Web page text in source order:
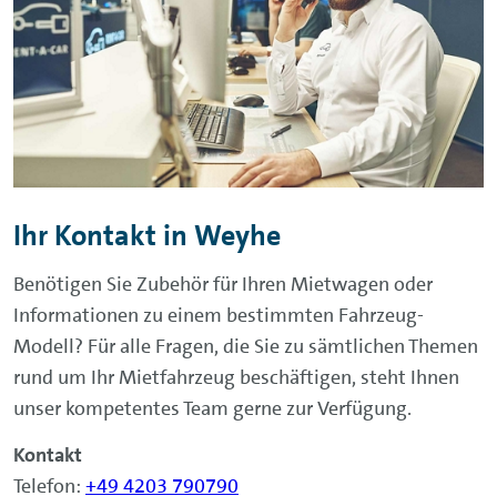
Ihr Kontakt in Weyhe
Benötigen Sie Zubehör für Ihren Mietwagen oder
Informationen zu einem bestimmten Fahrzeug-
Modell? Für alle Fragen, die Sie zu sämtlichen Themen
rund um Ihr Mietfahrzeug beschäftigen, steht Ihnen
unser kompetentes Team gerne zur Verfügung.
Kontakt
Telefon: +49 4203 790790